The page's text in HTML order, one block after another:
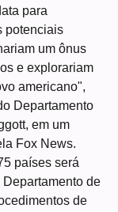
para
potenciais
um ônus
e explorariam
americano",
Departamento
em um
Fox News.
países será
de
de